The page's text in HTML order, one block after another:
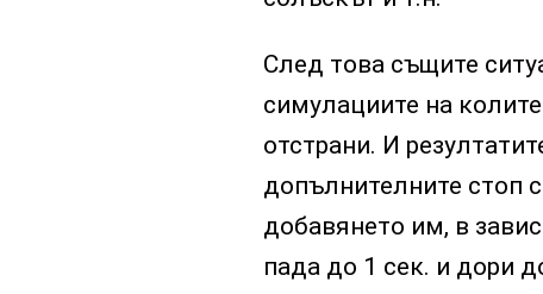
След това същите
симулациите на
отстрани. И
допълнителните стоп
добавянето им, в
пада до 1 сек. и дори